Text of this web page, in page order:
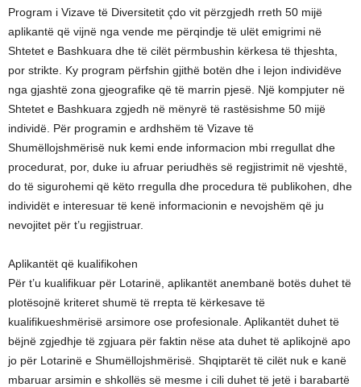
Program i Vizave të Diversitetit çdo vit përzgjedh rreth 50 mijë
aplikantë që vijnë nga vende me përqindje të ulët emigrimi në
Shtetet e Bashkuara dhe të cilët përmbushin kërkesa të thjeshta,
por strikte. Ky program përfshin gjithë botën dhe i lejon individëve
nga gjashtë zona gjeografike që të marrin pjesë. Një kompjuter në
Shtetet e Bashkuara zgjedh në mënyrë të rastësishme 50 mijë
individë. Për programin e ardhshëm të Vizave të
Shumëllojshmërisë nuk kemi ende informacion mbi rregullat dhe
procedurat, por, duke iu afruar periudhës së regjistrimit në vjeshtë,
do të sigurohemi që këto rregulla dhe procedura të publikohen, dhe
individët e interesuar të kenë informacionin e nevojshëm që ju
nevojitet për t’u regjistruar.
Aplikantët që kualifikohen
Për t’u kualifikuar për Lotarinë, aplikantët anembanë botës duhet të
plotësojnë kriteret shumë të rrepta të kërkesave të
kualifikueshmërisë arsimore ose profesionale. Aplikantët duhet të
bëjnë zgjedhje të zgjuara për faktin nëse ata duhet të aplikojnë apo
jo për Lotarinë e Shumëllojshmërisë. Shqiptarët të cilët nuk e kanë
mbaruar arsimin e shkollës së mesme i cili duhet të jetë i barabartë